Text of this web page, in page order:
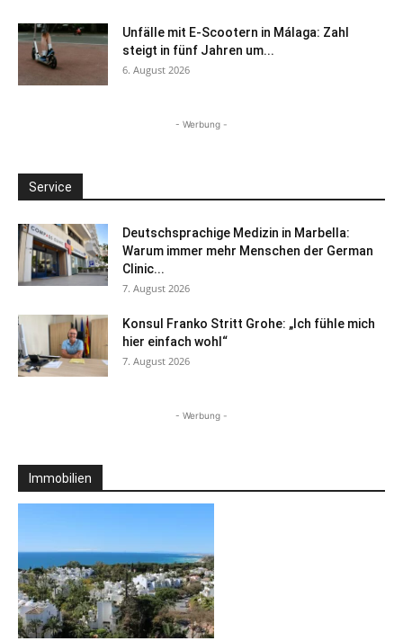
Unfälle mit E-Scootern in Málaga: Zahl
steigt in fünf Jahren um...
6. August 2026
- Werbung -
Service
Deutschsprachige Medizin in Marbella:
Warum immer mehr Menschen der German
Clinic...
7. August 2026
Konsul Franko Stritt Grohe: „Ich fühle mich
hier einfach wohl“
7. August 2026
- Werbung -
Immobilien